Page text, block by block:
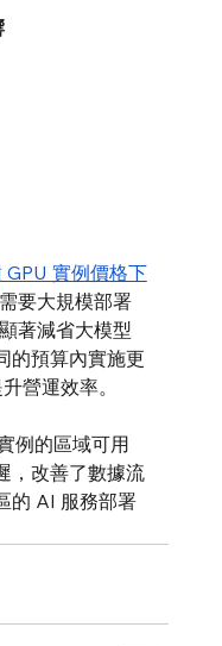
GPU 實例價格下
要大規模部署
著減省大模型
的預算內實施更
營運效率。
例的區域可用
，改善了數據流
的 AI 服務部署